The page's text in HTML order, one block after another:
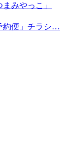
みやっこ」
約便」チラシ…